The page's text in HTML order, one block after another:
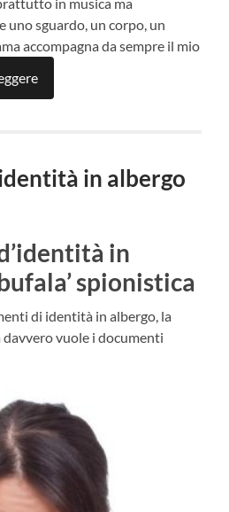
uno sguardo, un corpo, un
accompagna da sempre il mio
in albergo
in
spionistica
di identità in albergo, la
davvero vuole i documenti